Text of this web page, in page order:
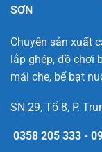
SƠN
Chuyên sản xuất
lắp ghép, đồ chơi
mái che, bể bạt
SN 29, Tổ 8, P.
0358 205 333 -